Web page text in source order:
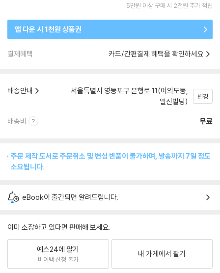
5만원 이상 구매 시 2천원 추가 적립
앱 다운 시 1천원 상품권
결제혜택 카드/간편결제 혜택을 확인하세요
배송안내
서울특별시 영등포구 은행로 11(여의도동,
일신빌딩)
변경
배송비 무료
주문 제작 도서로 주문취소 및 변심 반품이 불가하며, 발송까지 7일 정도
소요됩니다.
eBook이 출간되면 알려드립니다.
이미 소장하고 있다면 판매해 보세요.
예스24에 팔기
바이백 신청 불가
내 가게에서 팔기